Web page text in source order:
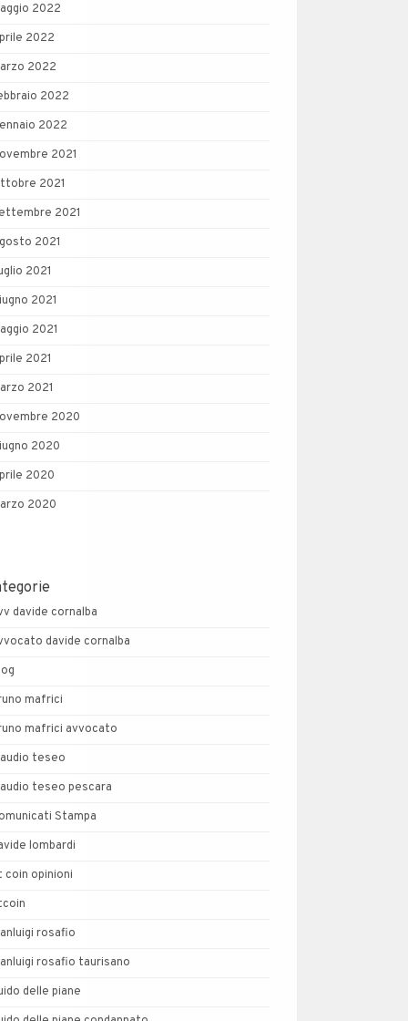
2022
2022
2022
2022
2022
2021
2021
2021
2021
2021
2021
2021
2021
2021
2020
2020
2020
2020
davide cornalba
davide cornalba
mafrici
mafrici avvocato
teseo
teseo pescara
Stampa
lombardi
coin opinioni
rosafio
rosafio taurisano
delle piane